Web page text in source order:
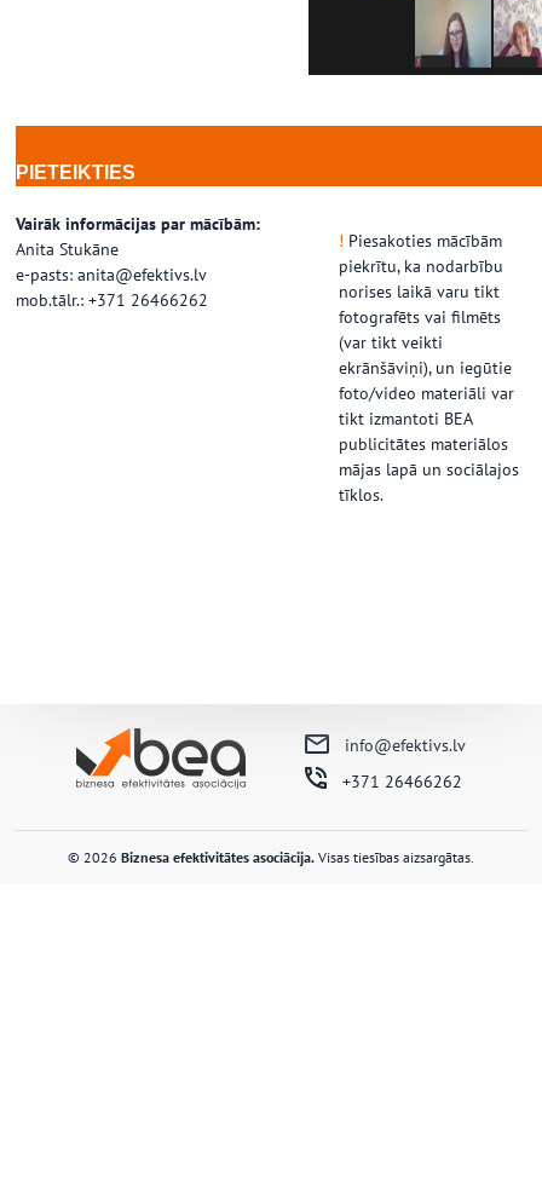
PIETEIKTIES
Vairāk informācijas par mācībām:
Anita Stukāne
e-pasts: anita@efektivs.lv
mob.tālr.: +371 26466262
! Piesakoties mācībām
piekrītu, ka nodarbību
norises laikā varu tikt
fotografēts vai filmēts
(var tikt veikti
ekrānšāviņi), un iegūtie
foto/video materiāli var
tikt izmantoti BEA
publicitātes materiālos
mājas lapā un sociālajos
tīklos.
info@efektivs.lv
+371 26466262
© 2026 Biznesa efektivitātes asociācija. Visas tiesības aizsargātas.